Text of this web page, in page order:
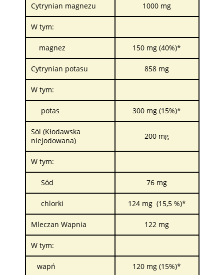
Cytrynian magnezu 1000 mg
W tym:
magnez 150 mg (40%)*
Cytrynian potasu 858 mg
W tym:
potas 300 mg (15%)*
Sól (Kłodawska
niejodowana)
200 mg
W tym:
Sód 76 mg
chlorki 124 mg (15,5 %)*
Mleczan Wapnia 122 mg
W tym:
wapń 120 mg (15%)*